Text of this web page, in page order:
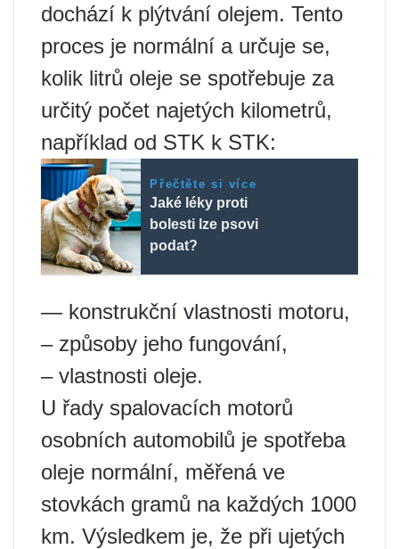
dochází k plýtvání olejem. Tento
proces je normální a určuje se,
kolik litrů oleje se spotřebuje za
určitý počet najetých kilometrů,
například od STK k STK:
Přečtěte si více
Jaké léky proti
bolesti lze psovi
podat?
— konstrukční vlastnosti motoru,
– způsoby jeho fungování,
– vlastnosti oleje.
U řady spalovacích motorů
osobních automobilů je spotřeba
oleje normální, měřená ve
stovkách gramů na každých 1000
km. Výsledkem je, že při ujetých